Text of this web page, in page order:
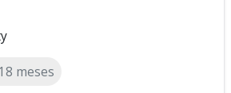
18 meses